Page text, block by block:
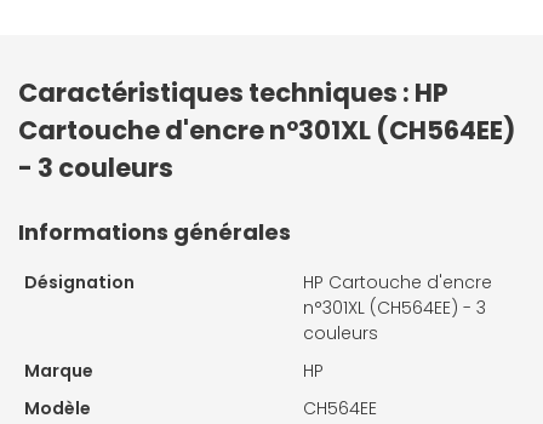
Caractéristiques techniques : HP
Cartouche d'encre n°301XL (CH564EE)
- 3 couleurs
Informations générales
Désignation
HP Cartouche d'encre
n°301XL (CH564EE) - 3
couleurs
Marque
HP
Modèle
CH564EE